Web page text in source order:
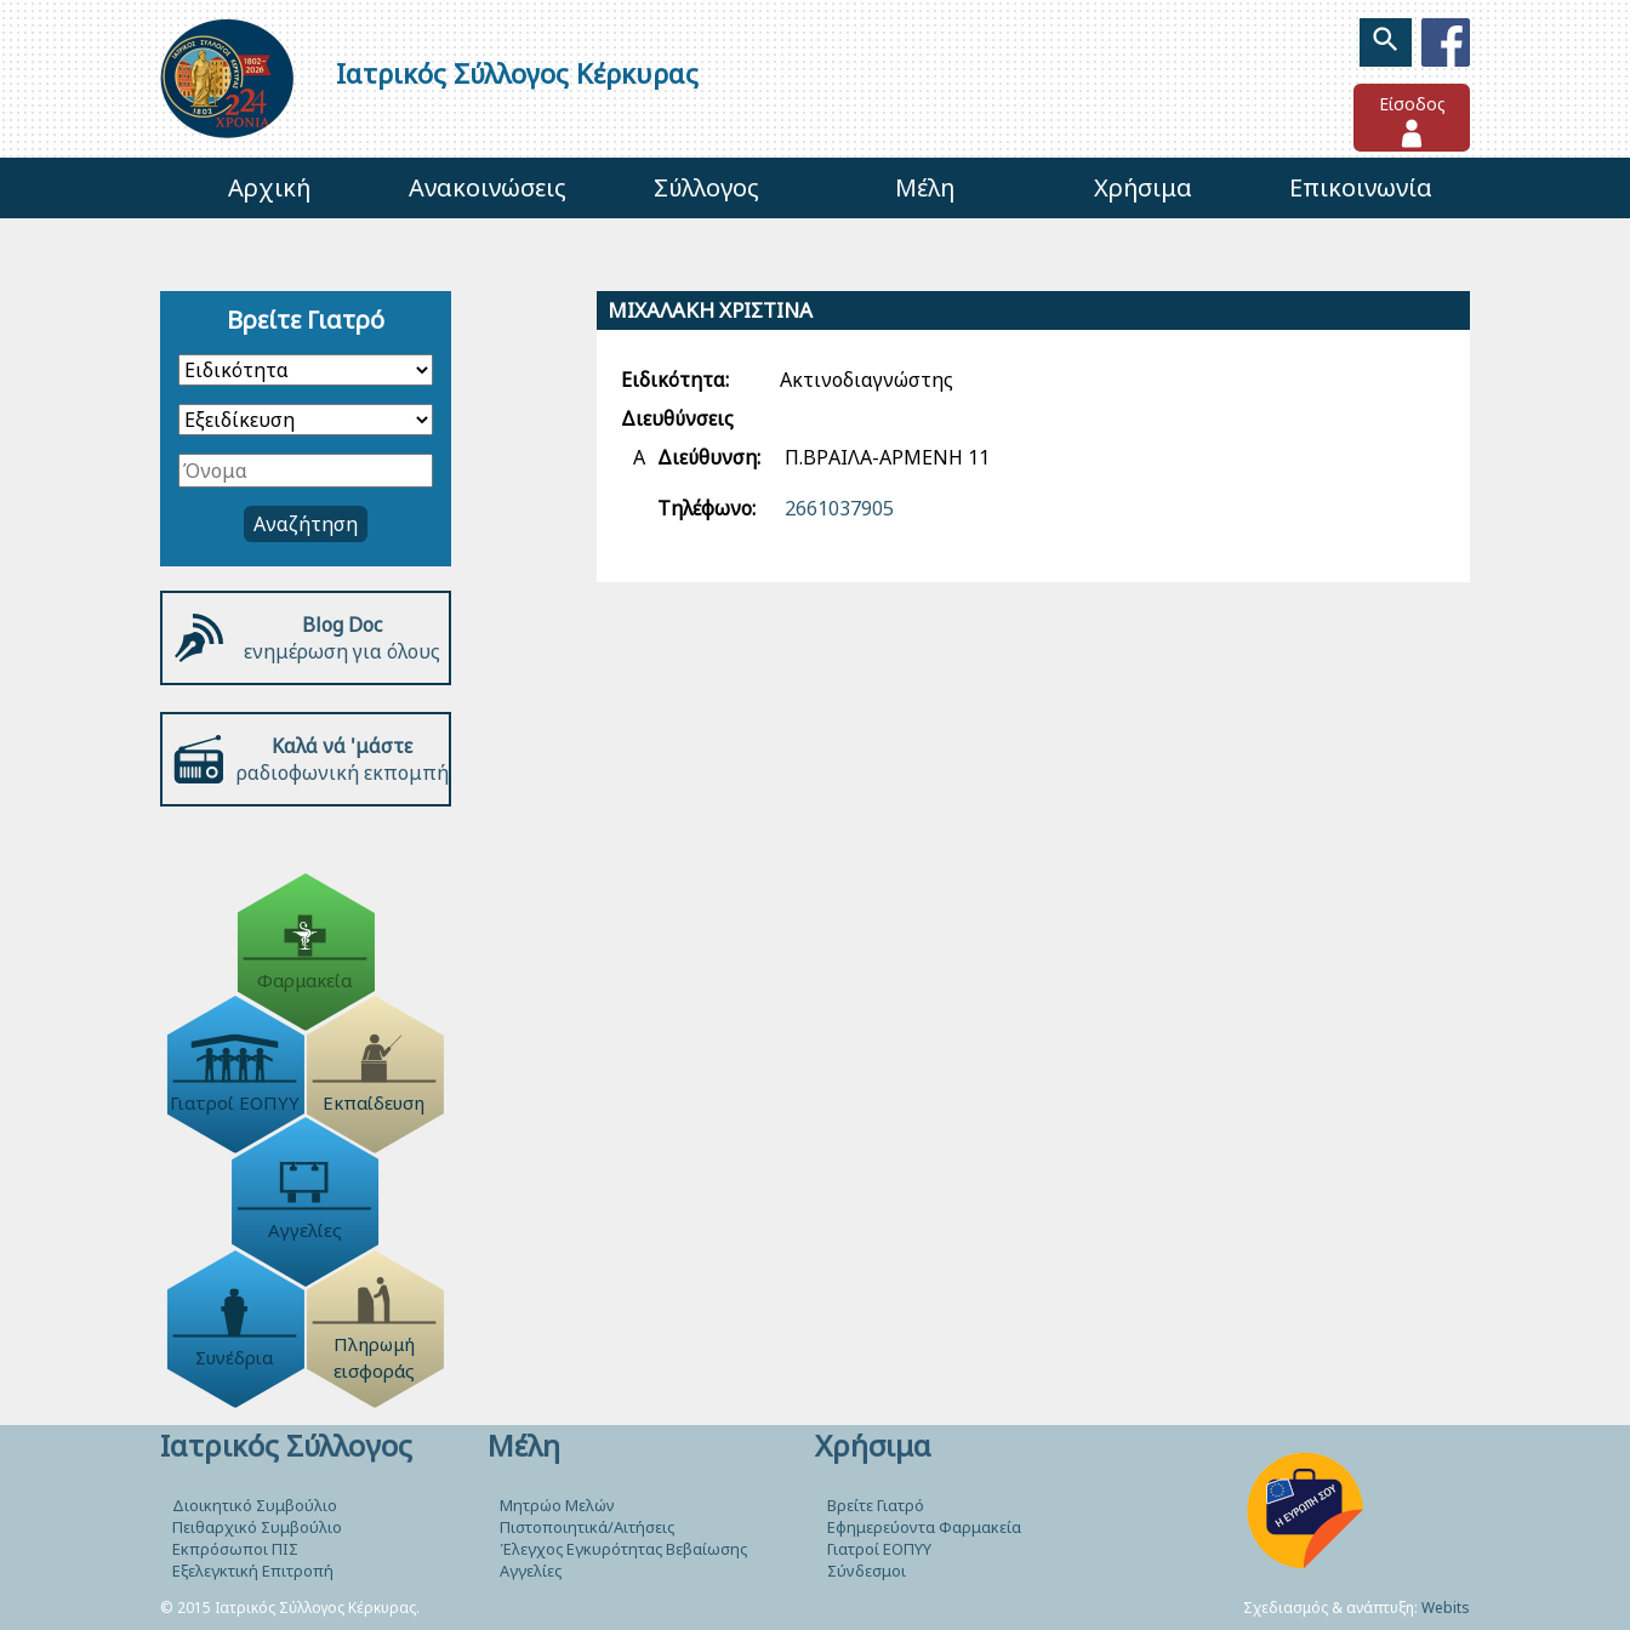
Ιατρικός Σύλλογος Κέρκυρας
Είσοδος
Αρχική Ανακοινώσεις Σύλλογος Μέλη Χρήσιμα Επικοινωνία
ΜΙΧΑΛΑΚΗ ΧΡΙΣΤΙΝΑ
Ειδικότητα:
Ακτινοδιαγνώστης
Διευθύνσεις
Α Διεύθυνση:
Π.ΒΡΑΙΛΑ-ΑΡΜΕΝΗ 11
Τηλέφωνο:
2661037905
Βρείτε Γιατρό
Αναζήτηση
Blog Doc
ενημέρωση για όλους
Καλά νά 'μάστε
ραδιοφωνική εκπομπή
Φαρμακεία
Γιατροί ΕΟΠΥΥ Εκπαίδευση
Αγγελίες
Συνέδρια
Πληρωμή
εισφοράς
Ιατρικός Σύλλογος
Διοικητικό Συμβούλιο
Πειθαρχικό Συμβούλιο
Εκπρόσωποι ΠΙΣ
Εξελεγκτική Επιτροπή
Μέλη
Μητρώο Μελών
Πιστοποιητικά/Αιτήσεις
Έλεγχος Εγκυρότητας Βεβαίωσης
Αγγελίες
Χρήσιμα
Βρείτε Γιατρό
Εφημερεύοντα Φαρμακεία
Γιατροί ΕΟΠΥΥ
Σύνδεσμοι
© 2015 Ιατρικός Σύλλογος Κέρκυρας. Σχεδιασμός & ανάπτυξη: Webits